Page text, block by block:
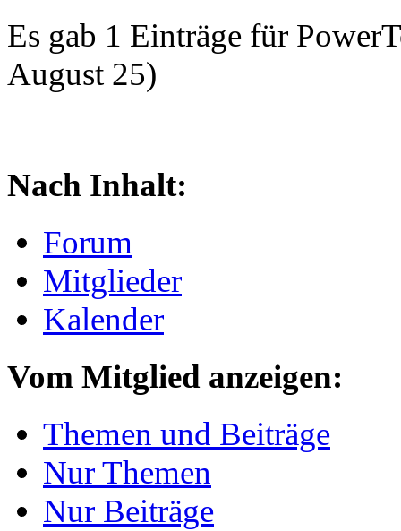
Es gab 1 Einträge für
August 25)
Nach Inhalt:
Forum
Mitglieder
Kalender
Vom Mitglied anzeigen:
Themen und Beiträge
Nur Themen
Nur Beiträge